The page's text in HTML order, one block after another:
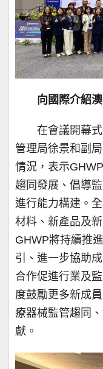
向國際介紹
在會議開幕
管理局徐景和副
情況，表示
趨同發展、倡導
進行能力構建。
材料、新產品及
GHWP將持續推
引、進一步協助
合作促進行業及
度鼓勵更多新成
療器械監管趨同
獻。